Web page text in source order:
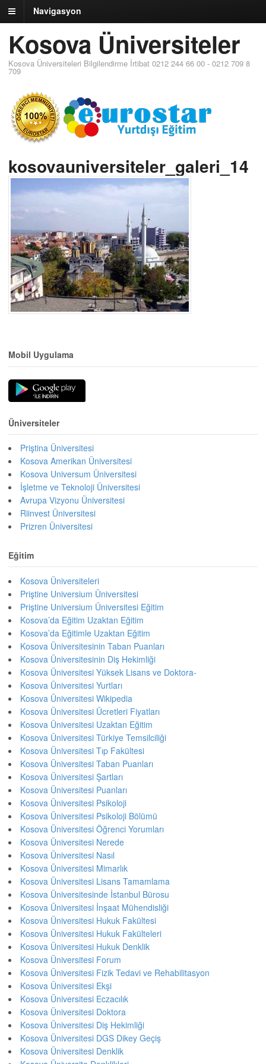
Navigasyon
Kosova Üniversiteler
Kosova Üniversiteleri Bilgilendirme İrtibat 0212 244 66 00 - 0212 709 8
709
kosovauniversiteler_galeri_14
Mobil Uygulama
Üniversiteler
Priştina Üniversitesi
Kosova Amerikan Üniversitesi
Kosova Universum Üniversitesi
İşletme ve Teknoloji Üniversitesi
Avrupa Vizyonu Üniversitesi
Riinvest Üniversitesi
Prizren Üniversitesi
Eğitim
Kosova Üniversiteleri
Priştine Universium Üniversitesi
Priştine Universium Üniversitesi Eğitim
Kosova’da Eğitim Uzaktan Eğitim
Kosova’da Eğitimle Uzaktan Eğitim
Kosova Üniversitesinin Taban Puanları
Kosova Üniversitesinin Diş Hekimliği
Kosova Üniversitesi Yüksek Lisans ve Doktora-
Kosova Üniversitesi Yurtları
Kosova Üniversitesi Wikipedia
Kosova Üniversitesi Ücretleri Fiyatları
Kosova Üniversitesi Uzaktan Eğitim
Kosova Üniversitesi Türkiye Temsilciliği
Kosova Üniversitesi Tıp Fakültesi
Kosova Üniversitesi Taban Puanları
Kosova Üniversitesi Şartları
Kosova Üniversitesi Puanları
Kosova Üniversitesi Psikoloji
Kosova Üniversitesi Psikoloji Bölümü
Kosova Üniversitesi Öğrenci Yorumları
Kosova Üniversitesi Nerede
Kosova Üniversitesi Nasıl
Kosova Üniversitesi Mimarlık
Kosova Üniversitesi Lisans Tamamlama
Kosova Üniversitesinde İstanbul Bürosu
Kosova Üniversitesi İnşaat Mühendisliği
Kosova Üniversitesi Hukuk Fakültesi
Kosova Üniversitesi Hukuk Fakülteleri
Kosova Üniversitesi Hukuk Denklik
Kosova Üniversitesi Forum
Kosova Üniversitesi Fizik Tedavi ve Rehabilitasyon
Kosova Üniversitesi Ekşi
Kosova Üniversitesi Eczacılık
Kosova Üniversitesi Doktora
Kosova Üniversitesi Diş Hekimliği
Kosova Üniversitesi DGS Dikey Geçiş
Kosova Üniversitesi Denklik